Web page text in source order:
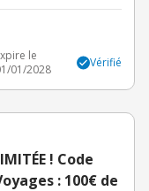
le
01/2028
Vérifié
! Code
: 100€ de